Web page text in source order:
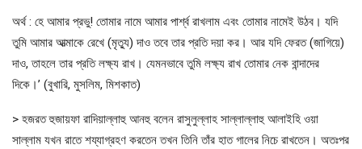
অর্থ : হে আমার প্রভু! তোমার নামে আমার পার্শ্ব রাখলাম এবং তোমার নামেই উঠব। যদি
তুমি আমার আত্মাকে রেখে (মৃত্যু) দাও তবে তার প্রতি দয়া কর। আর যদি ফেরত (জাগিয়ে)
দাও, তাহলে তার প্রতি লক্ষ্য রাখ। যেমনভাবে তুমি লক্ষ্য রাখ তোমার নেক বান্দাদের
দিকে।’ (বুখারি, মুসলিম, মিশকাত)
> হজরত হুজায়ফা রাদিয়াল্লাহু আনহু বলেন রাসুলুল্লাহ সাল্লাল্লাহু আলাইহি ওয়া
সাল্লাম যখন রাতে শয্যাগ্রহণ করতেন তখন তিনি তাঁর হাত গালের নিচে রাখতেন। অতঃপর